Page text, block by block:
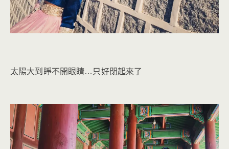
太陽大到睜不開眼睛…只好閉起來了